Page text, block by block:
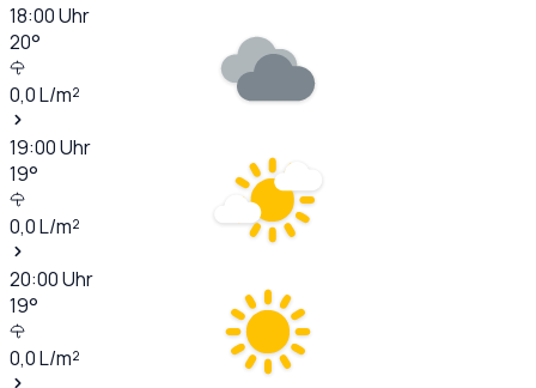
18:00Uhr
20°
0,0L/m²
19:00Uhr
19°
0,0L/m²
20:00Uhr
19°
0,0L/m²